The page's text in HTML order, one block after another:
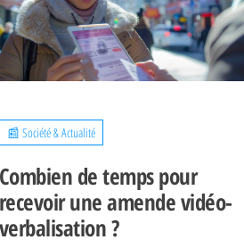
📰 Société & Actualité
Combien de temps pour
recevoir une amende vidéo-
verbalisation ?